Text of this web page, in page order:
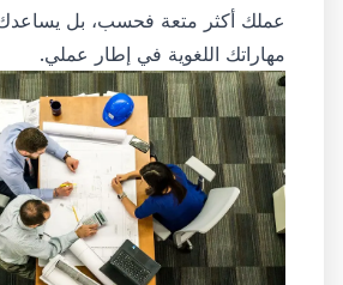
عملك أكثر متعة فحسب، بل يساعدك
مهاراتك اللغوية في إطار عملي.